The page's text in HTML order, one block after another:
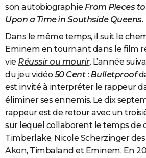
son autobiographie From Pieces
Upon a Time in Southside Queens.
Dans le même temps, il suit le
Eminem en tournant dans le film
vie Réussir ou mourir. L’année
du jeu vidéo50 Cent : Bulletproof
est invité à interpréter le rappeur
éliminer ses ennemis. Le dix
rappeur est de retour avec un
sur lequel collaborent le temps de
Timberlake, Nicole Scherzinger des
Akon, Timbaland et Eminem. En